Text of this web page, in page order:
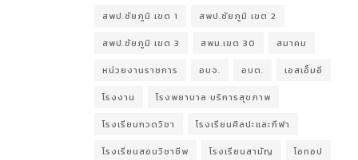
สพป.ชัยภูมิ เขต 1 สพป.ชัยภูมิ เขต 2
สพป.ชัยภูมิ เขต 3 สพม.เขต 30 สมาคม
หน่วยงานราชการ อบจ. อบต. เอสเอ็มอี
โรงงาน โรงพยาบาล บริการสุขภาพ
โรงเรียนกวดวิชา โรงเรียนศิลปะและกีฬา
โรงเรียนสอนวิชาชีพ โรงเรียนสามัญ โอทอป